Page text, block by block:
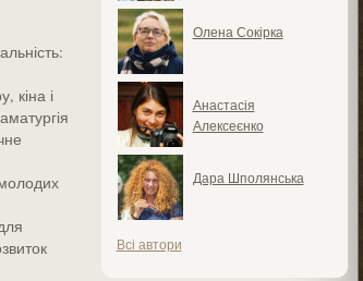
Олена Сокірка
Анастасія
Алексеєнко
Дара Шполянська
Всі автори
кіна і